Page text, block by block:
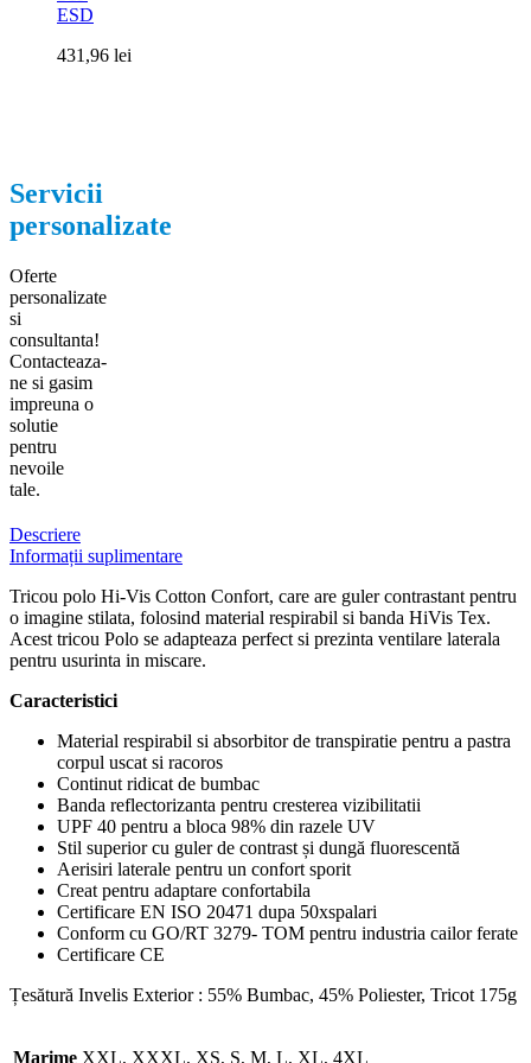
ESD
431,96 lei
Servicii
personalizate
Oferte
personalizate
si
consultanta!
Contacteaza-
ne si gasim
impreuna o
solutie
pentru
nevoile
tale.
Descriere
Informații suplimentare
Tricou polo Hi-Vis Cotton Confort, care are guler contrastant pentru
o imagine stilata, folosind material respirabil si banda HiVis Tex.
Acest tricou Polo se adapteaza perfect si prezinta ventilare laterala
pentru usurinta in miscare.
Caracteristici
Material respirabil si absorbitor de transpiratie pentru a pastra
corpul uscat si racoros
Continut ridicat de bumbac
Banda reflectorizanta pentru cresterea vizibilitatii
UPF 40 pentru a bloca 98% din razele UV
Stil superior cu guler de contrast și dungă fluorescentă
Aerisiri laterale pentru un confort sporit
Creat pentru adaptare confortabila
Certificare EN ISO 20471 dupa 50xspalari
Conform cu GO/RT 3279- TOM pentru industria cailor ferate
Certificare CE
Țesătură Invelis Exterior : 55% Bumbac, 45% Poliester, Tricot 175g
Marime XXL, XXXL, XS, S, M, L, XL, 4XL